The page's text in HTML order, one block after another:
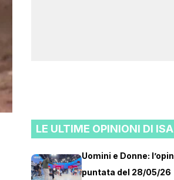
LE ULTIME OPINIONI DI
Uomini e Donne:
puntata del 28/05/26